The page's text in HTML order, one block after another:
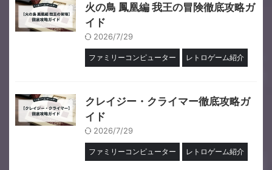
火の鳥 鳳凰編 我王の冒険徹底攻略ガ
イド
2026/7/29
ファミリーコンピューター レトロゲーム紹介
クレイジー・クライマー徹底攻略ガ
イド
2026/7/29
ファミリーコンピューター レトロゲーム紹介